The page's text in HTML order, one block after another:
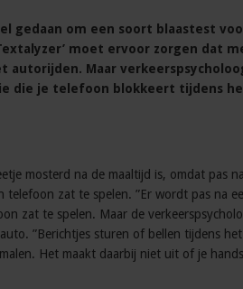
gedaan om een soort blaastest
moet ervoor zorgen dat
Maar
die je telefoon blokkeert tijdens
mosterd na de maaltijd is, omdat pas
zat te spelen. ”Er wordt pas na
zat te spelen. Maar de
”Berichtjes sturen of bellen tijdens
Het maakt daarbij niet uit of je